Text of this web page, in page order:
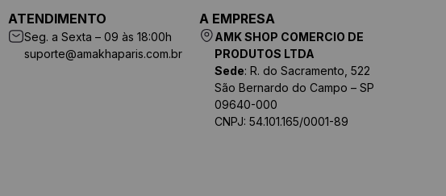
ATENDIMENTO
Seg. a Sexta – 09 às 18:00h
suporte@amakhaparis.com.br
A EMPRESA
AMK SHOP COMERCIO DE
PRODUTOS LTDA
Sede: R. do Sacramento, 522
São Bernardo do Campo – SP
09640-000
CNPJ: 54.101.165/0001-89